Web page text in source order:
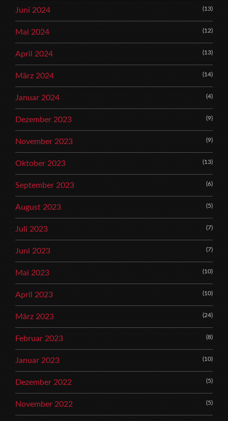
Juni 2024 (13)
Mai 2024 (12)
April 2024 (13)
März 2024 (14)
Januar 2024 (4)
Dezember 2023 (9)
November 2023 (9)
Oktober 2023 (13)
September 2023 (6)
August 2023 (5)
Juli 2023 (7)
Juni 2023 (7)
Mai 2023 (10)
April 2023 (10)
März 2023 (24)
Februar 2023 (8)
Januar 2023 (10)
Dezember 2022 (5)
November 2022 (5)